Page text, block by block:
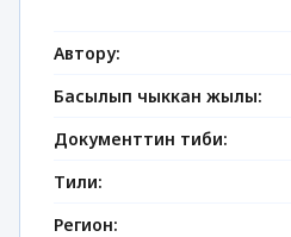
Автору:
Басылып чыккан жылы:
Документтин тиби:
Тили:
Регион: